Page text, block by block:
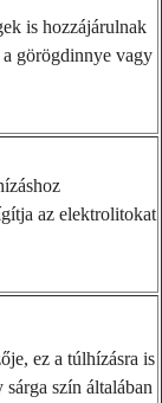
is hozzájárulnak
görögdinnye vagy
az elektrolitokat
ez a túlhízásra is
szín általában